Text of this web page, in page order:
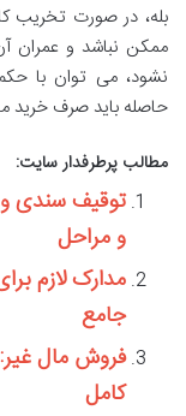
بله، در صورت تخریب
ممکن نباشد و عمران
نشود، می توان با
حاصله باید صرف خرید
مطالب پرطرفدار سایت:
توقیف سندی و
و مراحل
مدارک لازم
جامع
فروش مال
کامل